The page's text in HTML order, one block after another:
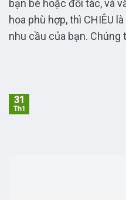
bạn bè hoặc đối tác, và
hoa phù hợp, thì CHIÊU
nhu cầu của bạn. Chúng
31
Th1